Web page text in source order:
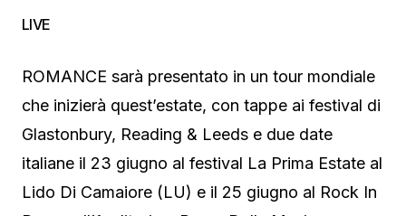
LIVE
ROMANCE sarà presentato in un tour mondiale
che inizierà quest’estate, con tappe ai festival di
Glastonbury, Reading & Leeds e due date
italiane il 23 giugno al festival La Prima Estate al
Lido Di Camaiore (LU) e il 25 giugno al Rock In